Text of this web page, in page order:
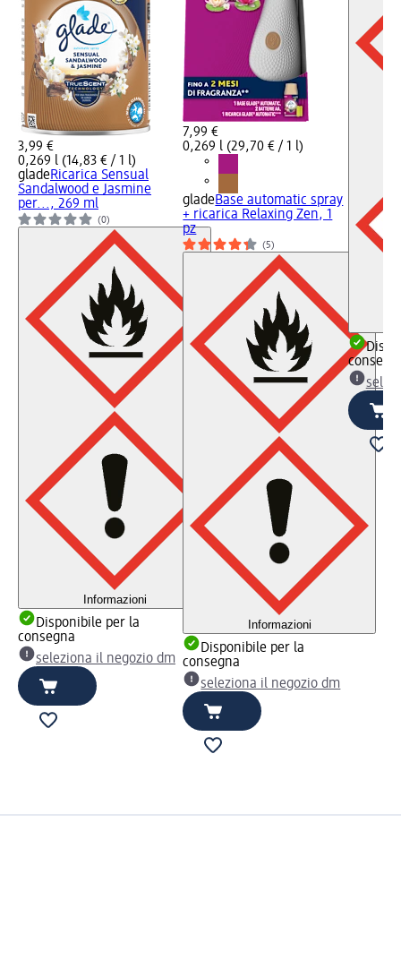
3,99 €
0,269 l (14,83 € / 1 l)
gladeRicarica Sensual
Sandalwood e Jasmine
per..., 269 ml
(0)
Informazioni
Disponibile per la
consegna
seleziona il negozio dm
7,99 €
0,269 l (29,70 € / 1 l)
gladeBase automatic spray
+ ricarica Relaxing Zen, 1
pz
(5)
Informazioni
Disponibile per la
consegna
seleziona il negozio dm